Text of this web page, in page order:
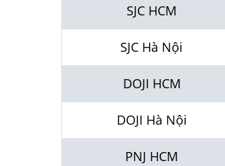
SJC HCM
SJC Hà Nội
DOJI HCM
DOJI Hà Nội
PNJ HCM